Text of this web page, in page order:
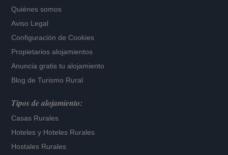
Quiénes somos
Aviso Legal
Configuración de Cookies
Propietarios alojamientos
Anuncia gratis tu alojamiento
Blog de Turismo Rural
Tipos de alojamiento:
Casas Rurales
Hoteles y Hoteles Rurales
Hostales Rurales